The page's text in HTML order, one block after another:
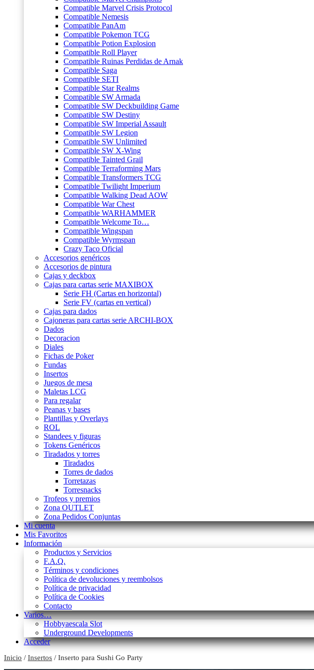
Compatible Marvel Crisis Protocol
Compatible Nemesis
Compatible PanAm
Compatible Pokemon TCG
Compatible Potion Explosion
Compatible Roll Player
Compatible Ruinas Perdidas de Arnak
Compatible Saga
Compatible SETI
Compatible Star Realms
Compatible SW Armada
Compatible SW Deckbuilding Game
Compatible SW Destiny
Compatible SW Imperial Assault
Compatible SW Legion
Compatible SW Unlimited
Compatible SW X-Wing
Compatible Tainted Grail
Compatible Terraforming Mars
Compatible Transformers TCG
Compatible Twilight Imperium
Compatible Walking Dead AOW
Compatible War Chest
Compatible WARHAMMER
Compatible Welcome To…
Compatible Wingspan
Compatible Wyrmspan
Crazy Taco Oficial
Accesorios genéricos
Accesorios de pintura
Cajas y deckbox
Cajas para cartas serie MAXIBOX
Serie FH (Cartas en horizontal)
Serie FV (cartas en vertical)
Cajas para dados
Cajoneras para cartas serie ARCHI-BOX
Dados
Decoracion
Diales
Fichas de Poker
Fundas
Insertos
Juegos de mesa
Maletas LCG
Para regalar
Peanas y bases
Plantillas y Overlays
ROL
Standees y figuras
Tokens Genéricos
Tiradados y torres
Tiradados
Torres de dados
Torretazas
Torresnacks
Trofeos y premios
Zona OUTLET
Zona Pedidos Conjuntas
Mi cuenta
Mis Favoritos
Información
Productos y Servicios
F.A.Q.
Términos y condiciones
Política de devoluciones y reembolsos
Política de privacidad
Política de Cookies
Contacto
Varios…
Hobbyaescala Slot
Underground Developments
Acceder
Inicio / Insertos / Inserto para Sushi Go Party